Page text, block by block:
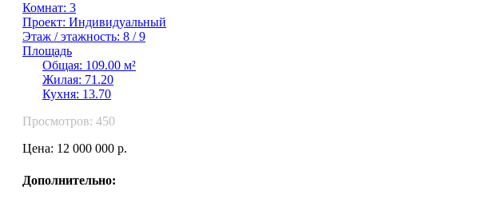
Комнат: 3
Проект: Индивидуальный
Этаж / этажность: 8 / 9
Площадь
Общая: 109.00 м²
Жилая: 71.20
Кухня: 13.70
Просмотров: 450
Цена: 12 000 000 р.
Дополнительно: